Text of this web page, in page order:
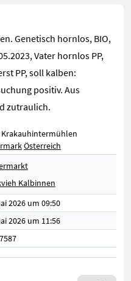
Genetisch hornlos, BIO,
Vater hornlos PP,
PP, soll kalben:
positiv. Aus
zutraulich.
Krakauhintermühlen
Österreich
Kalbinnen
2026 um 09:50
2026 um 11:56